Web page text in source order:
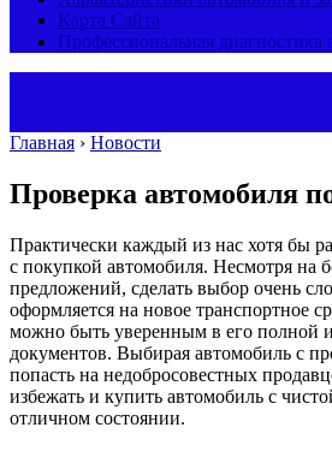
Карта Сайта
Профессиональная
Главная › Новости
Проверка автомобиля
Практически каждый из нас хотя бы
с покупкой автомобиля. Несмотря на
предложений, сделать выбор очень
оформляется на новое транспортное
можно быть уверенным в его полной
документов. Выбирая автомобиль с
попасть на недобросовестных
избежать и купить автомобиль с
отличном состоянии.